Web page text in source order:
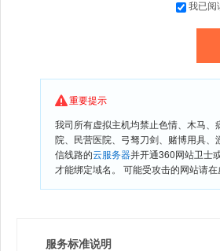
我已阅
重要提示
我司所有虚拟主机均禁止色情、木马
院、民营医院、弓驽刀剑、赌博用具
信线路的云服务器并开通360网站卫士
才能绑定域名。 可能受攻击的网站请
服务标准说明